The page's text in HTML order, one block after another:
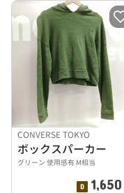
CONVERSE TOKYO
ボックスパーカー
グリーン 使用感有 M相当
1,650